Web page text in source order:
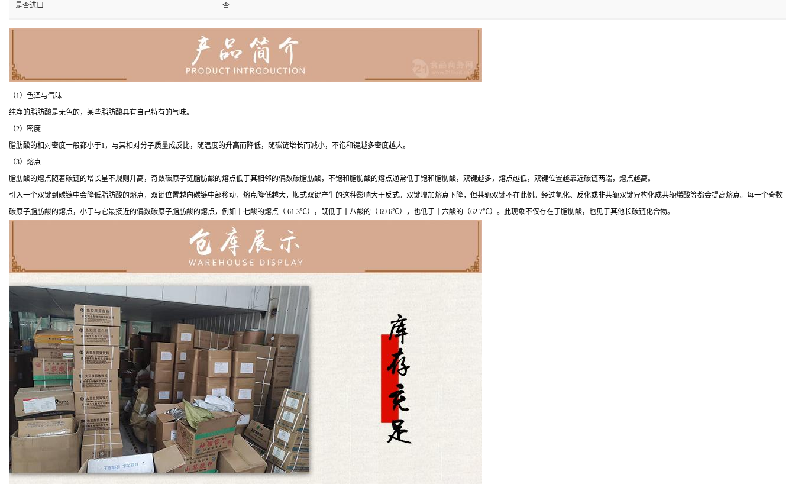
是否进口 否
（1）色泽与气味
纯净的脂肪酸是无色的，某些脂肪酸具有自己特有的气味。
（2）密度
脂肪酸的相对密度一般都小于1，与其相对分子质量成反比，随温度的升高而降低，随碳链增长而减小，不饱和键越多密度越大。
（3）熔点
脂肪酸的熔点随着碳链的增长呈不规则升高，奇数碳原子链脂肪酸的熔点低于其相邻的偶数碳脂肪酸，不饱和脂肪酸的熔点通常低于饱和脂肪酸，双键越多，熔点越低，双键位置越靠近碳链两端，熔点越高。
引入一个双键到碳链中会降低脂肪酸的熔点，双键位置越向碳链中部移动，熔点降低越大，顺式双键产生的这种影响大于反式。双键增加熔点下降，但共轭双键不在此例。经过氢化、反化或非共轭双键异构化成共轭烯酸等都会提高熔点。每一个奇数
碳原子脂肪酸的熔点，小于与它最接近的偶数碳原子脂肪酸的熔点，例如十七酸的熔点（ 61.3℃），既低于十八酸的（ 69.6℃），也低于十六酸的（62.7℃）。此现象不仅存在于脂肪酸，也见于其他长碳链化合物。